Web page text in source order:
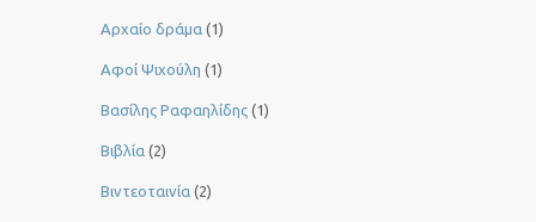
Αρχαίο δράμα (1)
Αφοί Ψιχούλη (1)
Βασίλης Ραφαηλίδης (1)
Βιβλία (2)
Βιντεοταινία (2)